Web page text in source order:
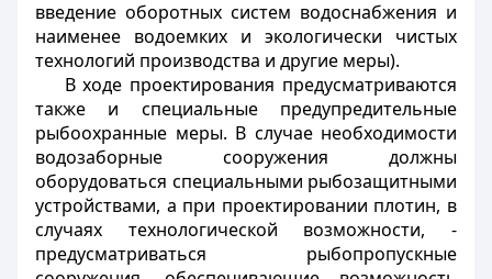
введение оборотных систем водоснабжения и
наименее водоемких и экологически чистых
технологий производства и другие меры).
В ходе проектирования предусматриваются
также и специальные предупредительные
рыбоохранные меры. В случае необходимости
водозаборные сооружения должны
оборудоваться специальными рыбозащитными
устройствами, а при проектировании плотин, в
случаях технологической возможности, -
предусматриваться рыбопропускные